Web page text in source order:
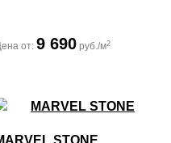
ар деко
от: 9 690 руб./м2
STONE